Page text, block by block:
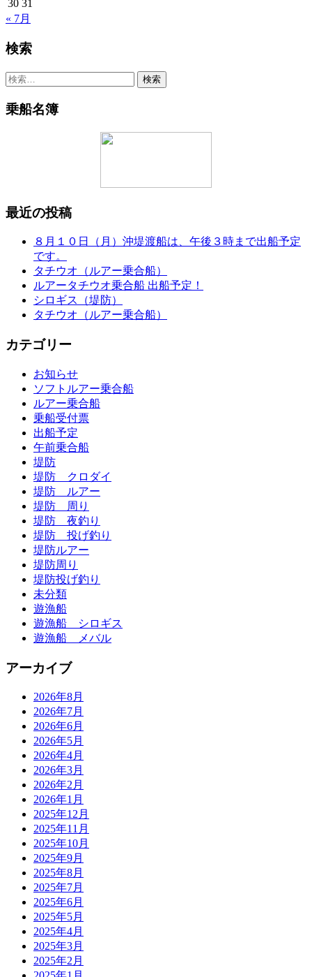
30 31
« 7月
検索
検
乗船名簿
最近の投稿
８月１０日（月）沖堤渡船は、午後３時まで出船予定
です。
タチウオ（ルアー乗合船）
ルアータチウオ乗合船 出船予定！
シロギス（堤防）
タチウオ（ルアー乗合船）
カテゴリー
お知らせ
ソフトルアー乗合船
ルアー乗合船
乗船受付票
出船予定
午前乗合船
堤防
堤防 クロダイ
堤防 ルアー
堤防 周り
堤防 夜釣り
堤防 投げ釣り
堤防ルアー
堤防周り
堤防投げ釣り
未分類
遊漁船
遊漁船 シロギス
遊漁船 メバル
アーカイブ
2026年8月
2026年7月
2026年6月
2026年5月
2026年4月
2026年3月
2026年2月
2026年1月
2025年12月
2025年11月
2025年10月
2025年9月
2025年8月
2025年7月
2025年6月
2025年5月
2025年4月
2025年3月
2025年2月